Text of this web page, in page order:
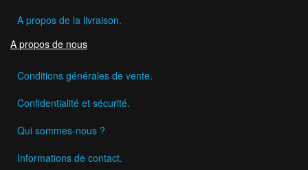
A propos de la livraison.
A propos de nous
Conditions générales de vente.
Confidentialité et sécurité.
Qui sommes-nous ?
Informations de contact.